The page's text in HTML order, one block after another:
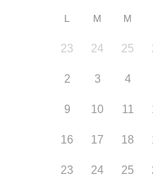
L M M
23 24 25
2 3 4
9 10 11
16 17 18
23 24 25